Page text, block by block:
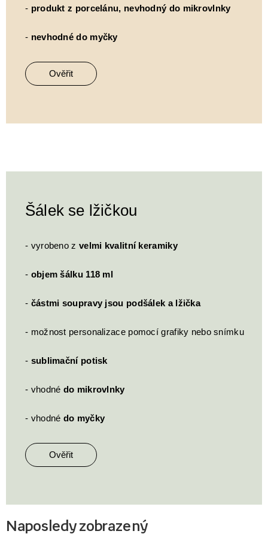
- produkt z porcelánu, nevhodný do mikrovlnky
- nevhodné do myčky
Ověřit
Šálek se lžičkou
- vyrobeno z velmi kvalitní keramiky
- objem šálku 118 ml
- částmi soupravy jsou podšálek a lžička
- možnost personalizace pomocí grafiky nebo snímku
- sublimační potisk
- vhodné do mikrovlnky
- vhodné do myčky
Ověřit
Naposledy zobrazený